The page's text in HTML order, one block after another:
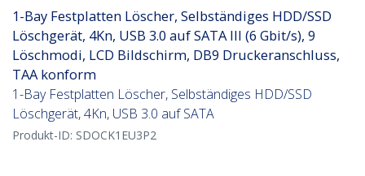
1-Bay Festplatten Löscher, Selbständiges HDD/SSD
Löschgerät, 4Kn, USB 3.0 auf SATA III (6 Gbit/s), 9
Löschmodi, LCD Bildschirm, DB9 Druckeranschluss,
TAA konform
1-Bay Festplatten Löscher, Selbständiges HDD/SSD
Löschgerät, 4Kn, USB 3.0 auf SATA
Produkt-ID: SDOCK1EU3P2